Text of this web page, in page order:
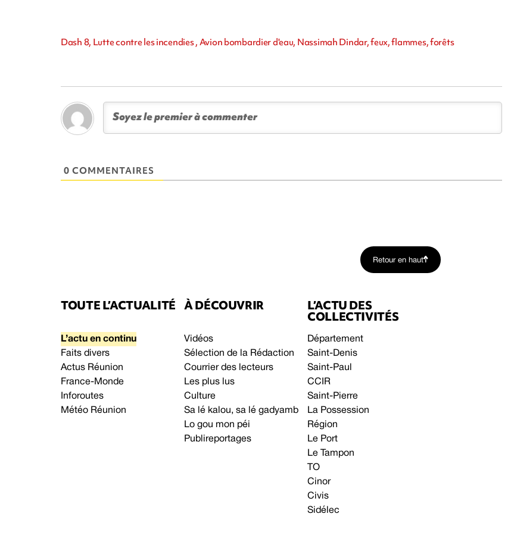
Dash 8, Lutte contre les incendies , Avion bombardier d'eau, Nassimah Dindar, feux, flammes, forêts
0 COMMENTAIRES
Retour en haut
TOUTE L’ACTUALITÉ
L’actu en continu
Faits divers
Actus Réunion
France-Monde
Inforoutes
Météo Réunion
À DÉCOUVRIR
Vidéos
Sélection de la Rédaction
Courrier des lecteurs
Les plus lus
Culture
Sa lé kalou, sa lé gadyamb
Lo gou mon péi
Publireportages
L’ACTU DES
COLLECTIVITÉS
Département
Saint-Denis
Saint-Paul
CCIR
Saint-Pierre
La Possession
Région
Le Port
Le Tampon
TO
Cinor
Civis
Sidélec